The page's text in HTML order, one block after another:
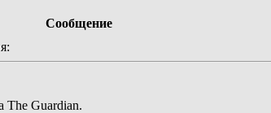
Сообщение
:
The Guardian.